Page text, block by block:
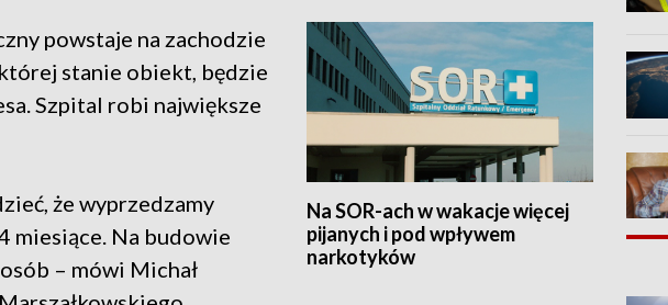
Na SOR-ach w wakacje więcej
pijanych i pod wpływem
narkotyków
powstaje na zachodzie
stanie obiekt, będzie
Szpital robi największe
że wyprzedzamy
miesiące. Na budowie
– mówi Michał